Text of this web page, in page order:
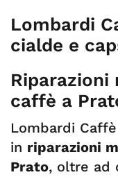
Lombardi
cialde e
Riparazioni
caffè a
Lombardi
in riparazioni
Prato, oltre ad